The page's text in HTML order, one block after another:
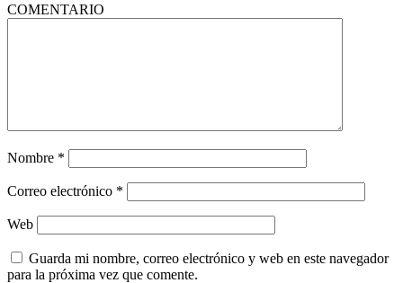
COMENTARIO
Nombre *
Correo electrónico *
Web
Guarda mi nombre, correo electrónico y web en este navegador
para la próxima vez que comente.